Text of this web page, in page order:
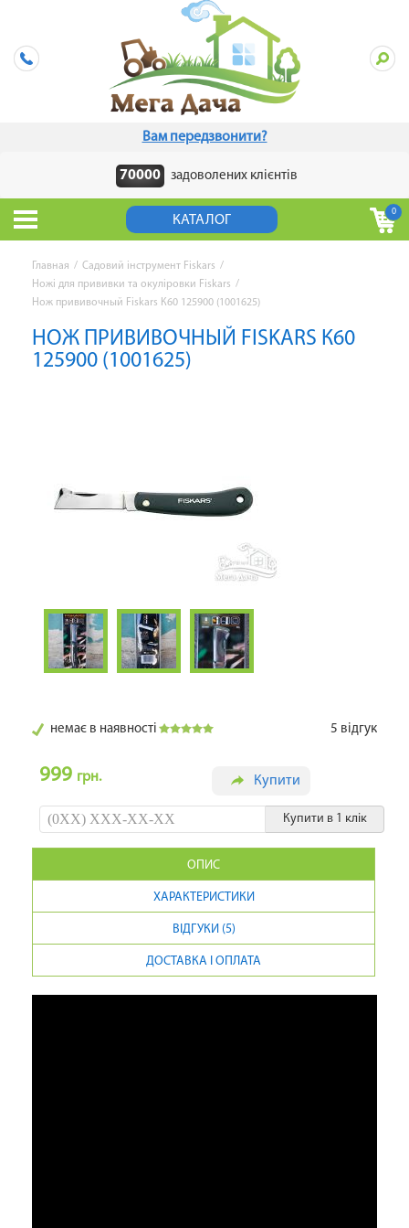
Вам передзвонити?
70000 задоволених клієнтів
КАТАЛОГ
0
Главная / Садовий інструмент Fiskars /
Ножі для прививки та окуліровки Fiskars /
Нож прививочный Fiskars К60 125900 (1001625)
НОЖ ПРИВИВОЧНЫЙ FISKARS К60
125900 (1001625)
немає в наявності 5 відгук
999 грн. Купити
Купити в 1 клік
ОПИС
ХАРАКТЕРИСТИКИ
ВІДГУКИ (5)
ДОСТАВКА І ОПЛАТА